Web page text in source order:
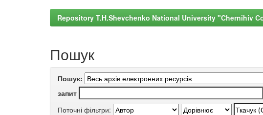
Repository T.H.Shevchenko National University "Chernihiv
Пошук
Пошук:
запит
Поточні фільтри: